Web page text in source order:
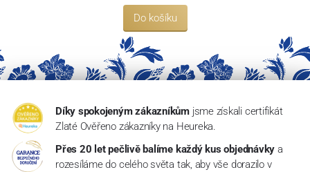
Do košíku
Díky spokojeným zákazníkům jsme získali certifikát
Zlaté Ověřeno zákazníky na Heureka.
Přes 20 let pečlivě balíme každý kus objednávky a
rozesíláme do celého světa tak, aby vše dorazilo v